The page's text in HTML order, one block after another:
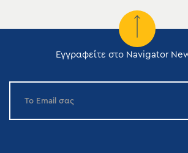
Εγγραφείτε στο Navigator